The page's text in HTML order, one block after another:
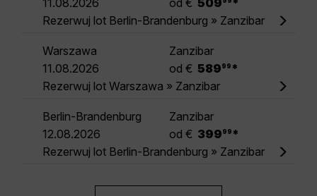
Rezerwuj lot Berlin-Brandenburg » Zanzibar
Warszawa
Zanzibar
11.08.2026
od € 589 99 *
Rezerwuj lot Warszawa » Zanzibar
Berlin-Brandenburg
Zanzibar
12.08.2026
od € 399 99 *
Rezerwuj lot Berlin-Brandenburg » Zanzibar